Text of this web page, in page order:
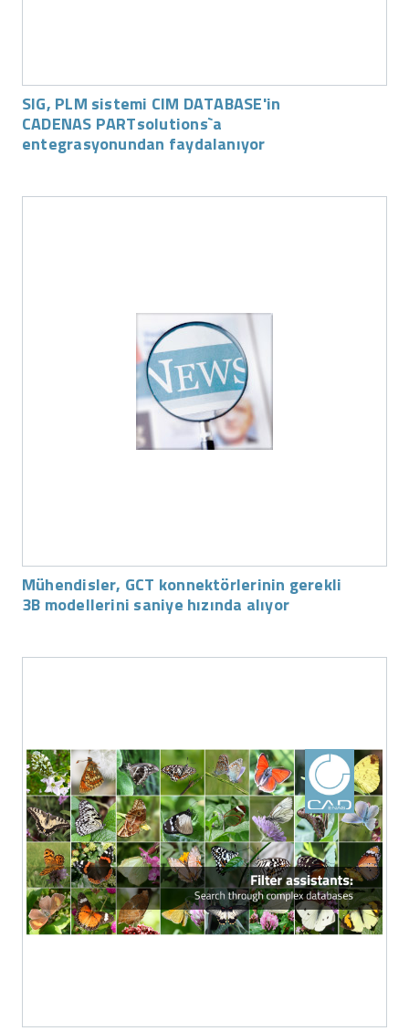
SIG, PLM sistemi CIM DATABASE'in
CADENAS PARTsolutions`a
entegrasyonundan faydalanıyor
Mühendisler, GCT konnektörlerinin gerekli
3B modellerini saniye hızında alıyor